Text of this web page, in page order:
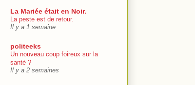
La Mariée était en Noir.
La peste est de retour.
Il y a 1 semaine
politeeks
Un nouveau coup foireux sur la
santé ?
Il y a 2 semaines